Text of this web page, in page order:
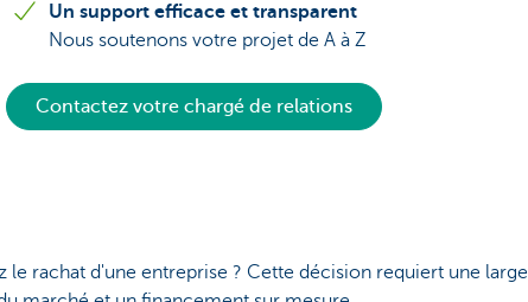
Un support efficace et transparent
Nous soutenons votre projet de A à Z
Contactez votre chargé de relations
le rachat d'une entreprise ? Cette décision requiert une large